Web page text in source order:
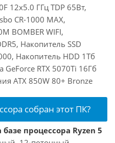
12x5.0 ГГц TDP 65Вт,
CR-1000 MAX,
BOMBER WIFI,
Накопитель SSD
Накопитель HDD 1Тб
RTX 5070Ti 16Гб
ATX 850W 80+ Bronze
собран этот ПК?
процессора Ryzen 5